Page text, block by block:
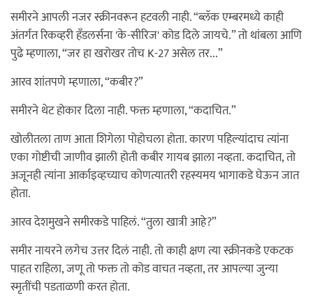
समीरने आपली नजर स्क्रीनवरून हटवली नाही. “ब्लॅक एम्बरमध्ये काही
अंतर्गत रिकव्हरी हँडलर्सना 'के-सीरिज' कोड दिले जायचे.” तो थांबला आणि
पुढे म्हणाला, “जर हा खरोखर तोच K-27 असेल तर...”
आरव शांतपणे म्हणाला, “कबीर?”
समीरने थेट होकार दिला नाही. फक्त म्हणाला, “कदाचित.”
खोलीतला ताण आता शिगेला पोहोचला होता. कारण पहिल्यांदाच त्यांना
एका गोष्टीची जाणीव झाली होती कबीर गायब झाला नव्हता. कदाचित, तो
अजूनही त्यांना आर्काइव्हच्याच कोणत्यातरी रहस्यमय भागाकडे घेऊन जात
होता.
आरव देशमुखने समीरकडे पाहिलं. “तुला खात्री आहे?”
समीर नायरने लगेच उत्तर दिलं नाही. तो काही क्षण त्या स्क्रीनकडे एकटक
पाहत राहिला, जणू तो फक्त तो कोड वाचत नव्हता, तर आपल्या जुन्या
स्मृतींची पडताळणी करत होता.